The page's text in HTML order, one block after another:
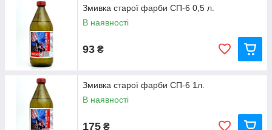
Змивка старої фарби СП-6 0,5 л.
В наявності
93 ₴
Змивка старої фарби СП-6 1л.
В наявності
175 ₴